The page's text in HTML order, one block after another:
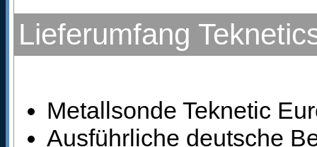
Lieferumfang
Metallsonde Teknetic
Ausführliche deutsche